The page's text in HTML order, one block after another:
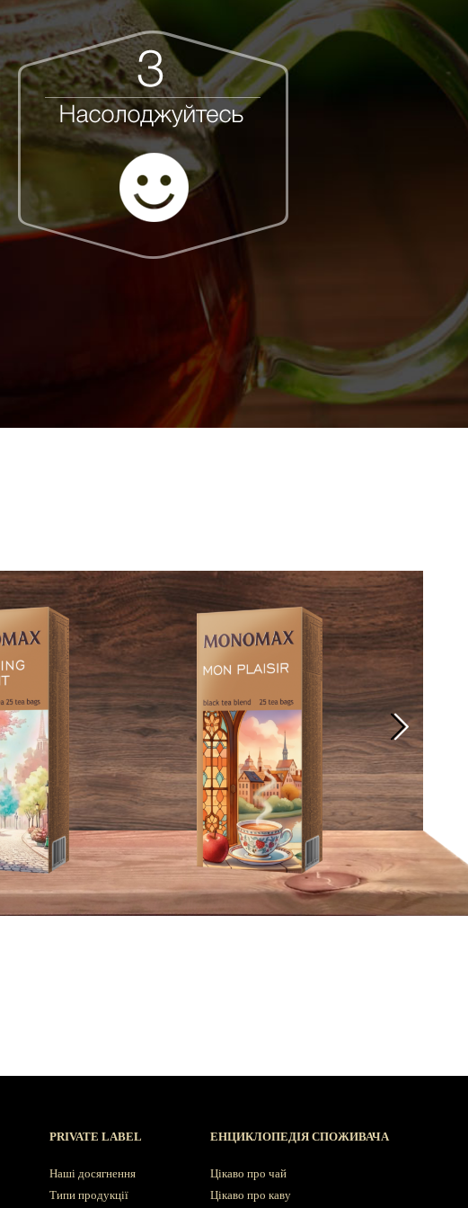
PRIVATE LABEL
Наші досягнення
Типи продукції
ЕНЦИКЛОПЕДІЯ СПОЖИВАЧА
Цікаво про чай
Цікаво про каву